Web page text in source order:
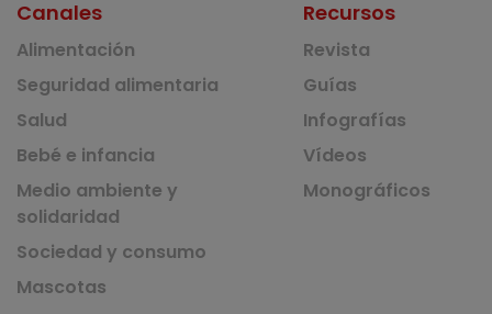
Canales
Alimentación
Seguridad alimentaria
Salud
Bebé e infancia
Medio ambiente y
solidaridad
Sociedad y consumo
Mascotas
Recursos
Revista
Guías
Infografías
Vídeos
Monográficos